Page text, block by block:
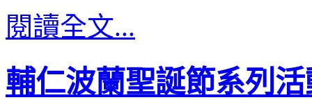
閱讀全文...
輔仁波蘭聖誕節系列